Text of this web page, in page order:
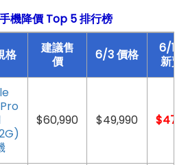
機降價 Top 5 排行榜
格
建議售
價
6/3 價格
6/10
新賣
$60,990 $49,990